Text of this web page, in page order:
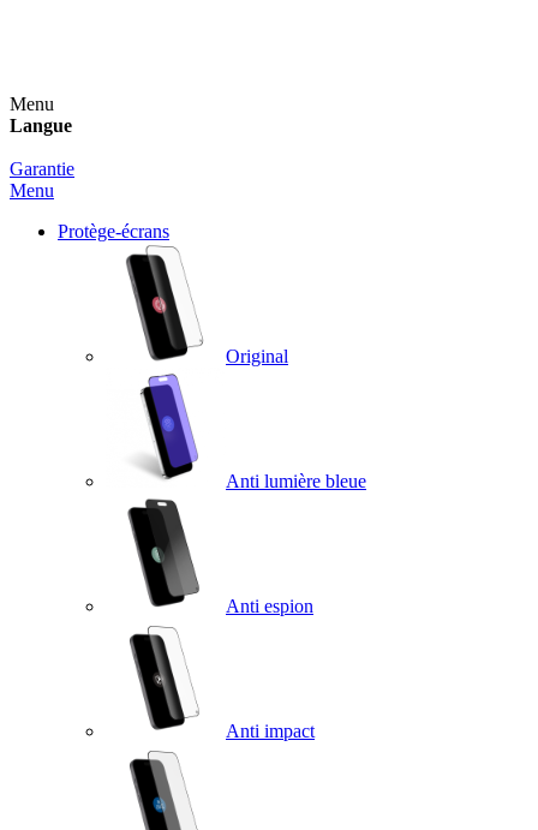
Menu
Langue
Garantie
Menu
Protège-écrans
Original
Anti lumière bleue
Anti espion
Anti impact